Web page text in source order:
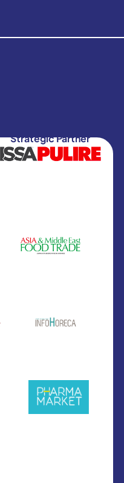
Strategic Partner